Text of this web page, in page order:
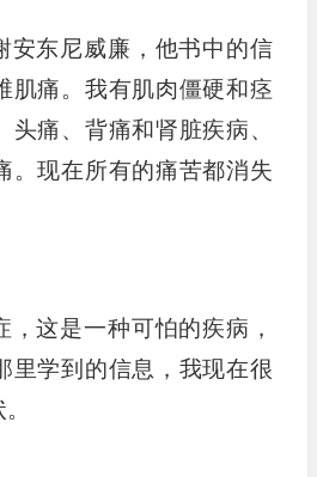
安东尼威廉，他书中的信
肌痛。我有肌肉僵硬和痉
头痛、背痛和肾脏疾病、
。现在所有的痛苦都消失
，这是一种可怕的疾病，
里学到的信息，我现在很